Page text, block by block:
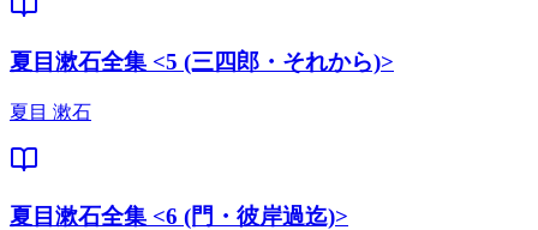
夏目漱石全集 <5 (三四郎・それから)>
夏目 漱石
夏目漱石全集 <6 (門・彼岸過迄)>